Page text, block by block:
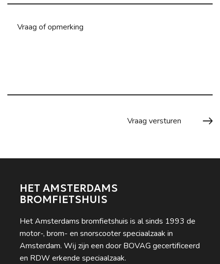
HET AMSTERDAMS
BROMFIETSHUIS
Het Amsterdams bromfietshuis is al sinds 1993 de
motor-, brom- en snorscooter speciaalzaak in
Amsterdam. Wij zijn een door BOVAG gecertificeerd
en RDW erkende speciaalzaak.